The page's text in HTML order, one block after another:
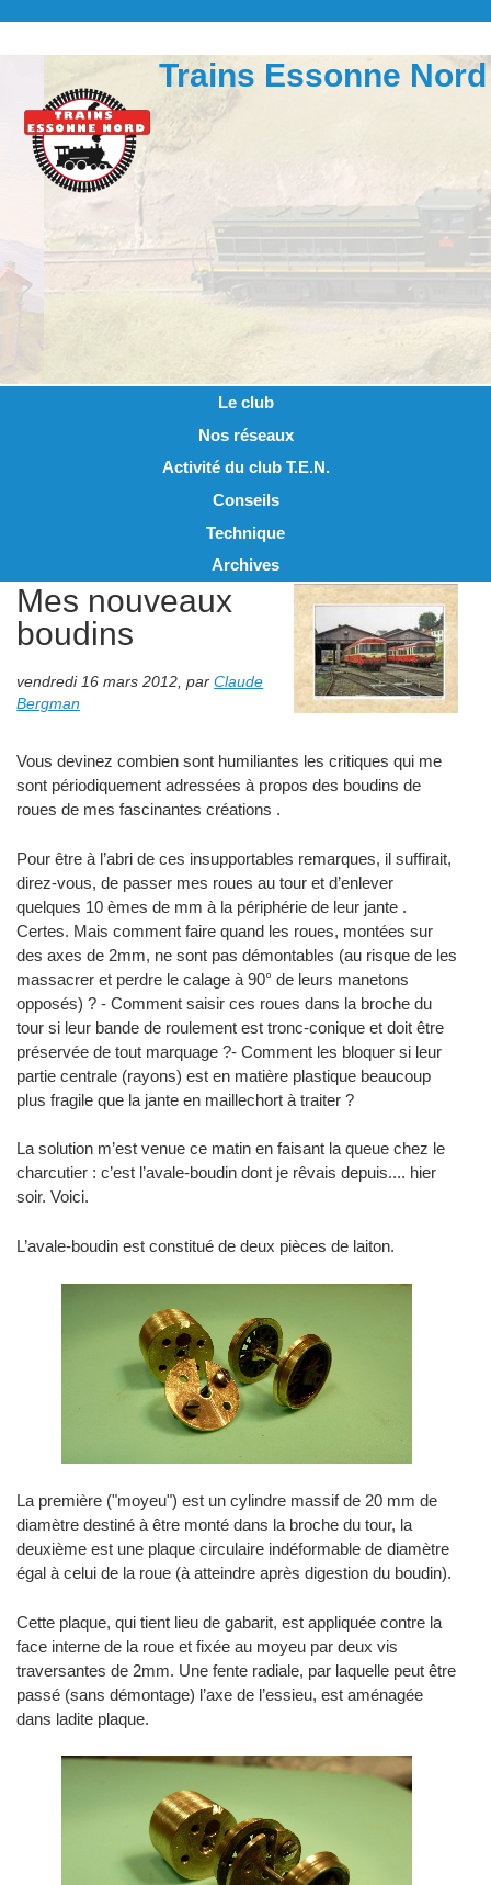
Trains Essonne Nord
Le club
Nos réseaux
Activité du club T.E.N.
Conseils
Technique
Archives
Mes nouveaux
boudins
vendredi 16 mars 2012,parClaude
Bergman
Vous devinez combien sont humiliantes les critiques qui me
sont périodiquement adressées à propos des boudins de
roues de mes fascinantes créations .
Pour être à l’abri de ces insupportables remarques, il suffirait,
direz-vous, de passer mes roues au tour et d’enlever
quelques 10 èmes de mm à la périphérie de leur jante .
Certes. Mais comment faire quand les roues, montées sur
des axes de 2mm, ne sont pas démontables (au risque de les
massacrer et perdre le calage à 90° de leurs manetons
opposés) ? - Comment saisir ces roues dans la broche du
tour si leur bande de roulement est tronc-conique et doit être
préservée de tout marquage ?- Comment les bloquer si leur
partie centrale (rayons) est en matière plastique beaucoup
plus fragile que la jante en maillechort à traiter ?
La solution m’est venue ce matin en faisant la queue chez le
charcutier : c’est l’avale-boudin dont je rêvais depuis.... hier
soir. Voici.
L’avale-boudin est constitué de deux pièces de laiton.
La première ("moyeu") est un cylindre massif de 20 mm de
diamètre destiné à être monté dans la broche du tour, la
deuxième est une plaque circulaire indéformable de diamètre
égal à celui de la roue (à atteindre après digestion du boudin).
Cette plaque, qui tient lieu de gabarit, est appliquée contre la
face interne de la roue et fixée au moyeu par deux vis
traversantes de 2mm. Une fente radiale, par laquelle peut être
passé (sans démontage) l’axe de l’essieu, est aménagée
dans ladite plaque.